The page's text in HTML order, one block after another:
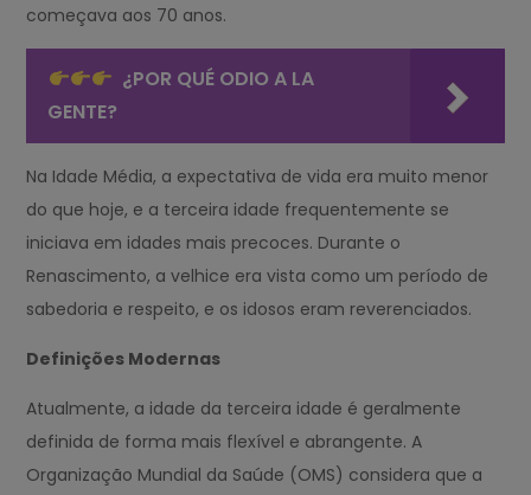
começava aos 70 anos.
¿POR QUÉ ODIO A LA
GENTE?
Na Idade Média, a expectativa de vida era muito menor
do que hoje, e a terceira idade frequentemente se
iniciava em idades mais precoces. Durante o
Renascimento, a velhice era vista como um período de
sabedoria e respeito, e os idosos eram reverenciados.
Definições Modernas
Atualmente, a idade da terceira idade é geralmente
definida de forma mais flexível e abrangente. A
Organização Mundial da Saúde (OMS) considera que a